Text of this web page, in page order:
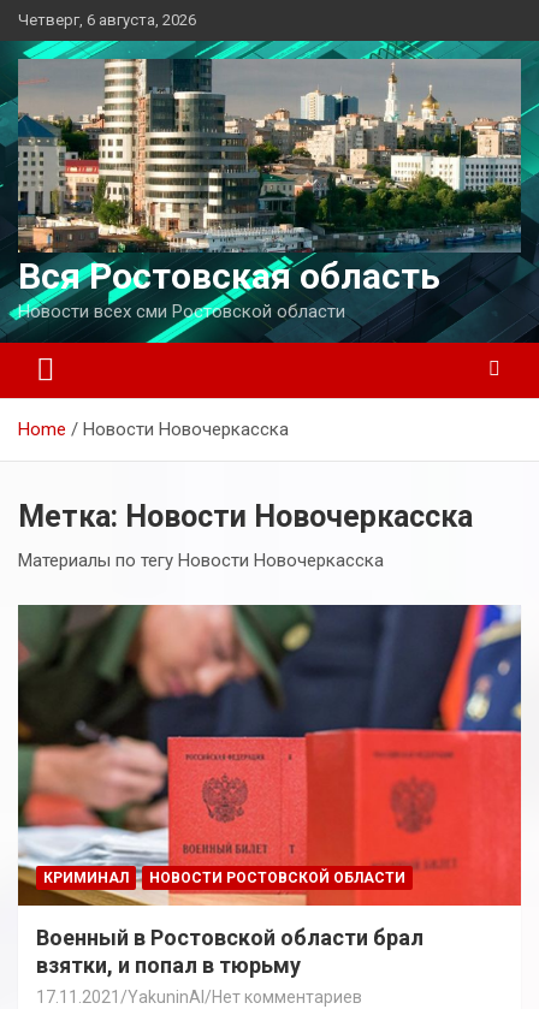
Перейти
к
содержимому
Четверг, 6 августа, 2026
Вся Ростовская область
Новости всех сми Ростовской области
Home Новости Новочеркасска
Метка: Новости Новочеркасска
Материалы по тегу Новости Новочеркасска
КРИМИНАЛ НОВОСТИ РОСТОВСКОЙ ОБЛАСТИ
Военный в Ростовской области брал
взятки, и попал в тюрьму
17.11.2021 YakuninAI Нет комментариев